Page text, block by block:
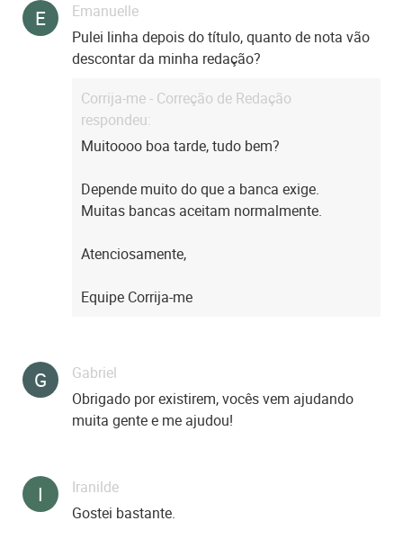
E
Emanuelle
Pulei linha depois do título, quanto de nota vão
descontar da minha redação?
Corrija-me - Correção de Redação
respondeu:
Muitoooo boa tarde, tudo bem?
Depende muito do que a banca exige.
Muitas bancas aceitam normalmente.
Atenciosamente,
Equipe Corrija-me
G
Gabriel
Obrigado por existirem, vocês vem ajudando
muita gente e me ajudou!
I
Iranilde
Gostei bastante.